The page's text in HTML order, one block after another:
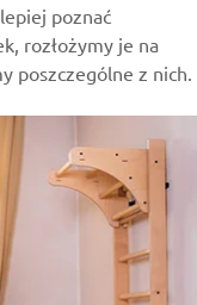
poznać
rozłożymy je na
poszczególne z nich.